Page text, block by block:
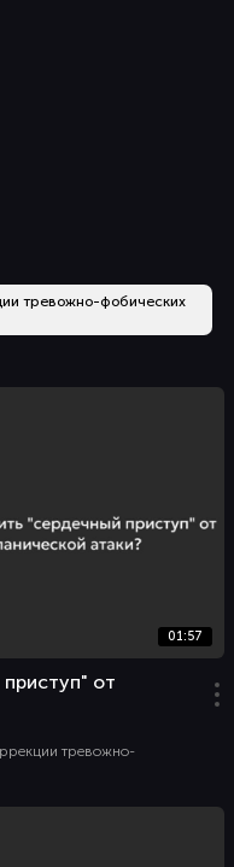
тревожно-фобических
01:57
от
тревожно-